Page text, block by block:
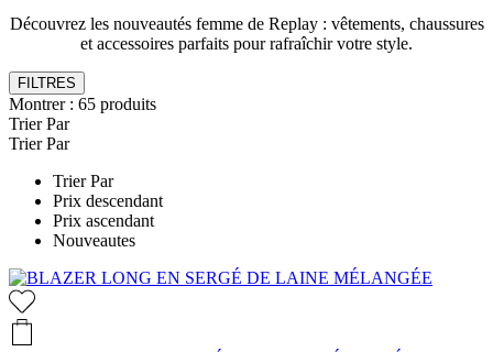
Découvrez les nouveautés femme de Replay : vêtements, chaussures
et accessoires parfaits pour rafraîchir votre style.
FILTRES
Montrer : 65 produits
Trier Par
Trier Par
Trier Par
Prix descendant
Prix ascendant
Nouveautes